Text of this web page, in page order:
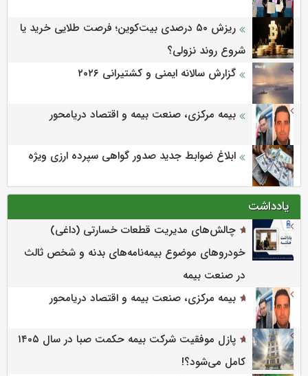
ریزش ۵۰ درصدی بیت‌کوین؛ فرصت طلایی خرید یا
شروع روند نزولی؟
گزارش سالانه ایمنی و كشتیرانی ۲۰۲۶
بیمه مرکزی، صنعت بیمه و اقتصاد دریامحور
ابلاغ ضوابط جدید صدور گواهی سپرده ارزی ویژه
یادداشت
چالش‌های مدیریت قطعات خسارتی (داغی)
خودروهای موضوع بیمه‌نامه‌های بدنه و شخص ثالث
در صنعت بیمه
بیمه مرکزی، صنعت بیمه و اقتصاد دریامحور
پازل موفقیت شرکت بیمه حکمت صبا در سال ۱۴۰۵
کامل می‌شود؟!